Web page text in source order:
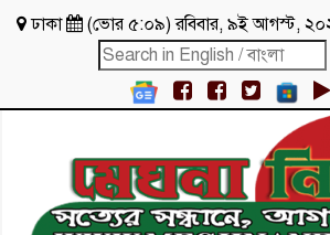
ঢাকা (ভোর ৫:০৯)রবিবার, ৯ই আগস্ট, ২০২৬